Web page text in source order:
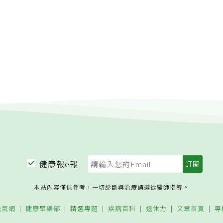
健康報e報
本站內容僅供參考，一切診斷與治療請遵從醫師指導。
網 健康聚樂部 精選專題 疾病百科 退休力 文章首頁